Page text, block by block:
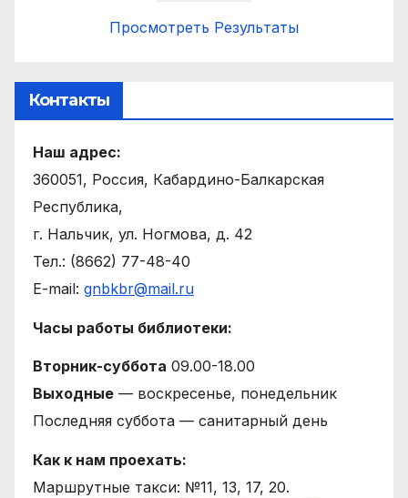
Просмотреть Результаты
Контакты
Наш адрес:
360051, Россия, Кабардино-Балкарская
Республика,
г. Нальчик, ул. Ногмова, д. 42
Тел.: (8662) 77-48-40
E-mail: gnbkbr@mail.ru
Часы работы библиотеки:
Вторник-суббота 09.00-18.00
Выходные — воскресенье, понедельник
Последняя суббота — санитарный день
Как к нам проехать:
Маршрутные такси: №11, 13, 17, 20.